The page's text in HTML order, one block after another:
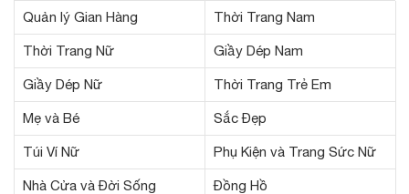
Quản lý Gian Hàng Thời Trang Nam
Thời Trang Nữ Giầy Dép Nam
Giầy Dép Nữ Thời Trang Trẻ Em
Mẹ và Bé Sắc Đẹp
Túi Ví Nữ Phụ Kiện và Trang Sức Nữ
Nhà Cửa và Đời Sống Đồng Hồ